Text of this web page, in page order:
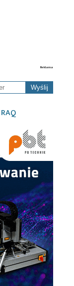
Wyślij
RAQ